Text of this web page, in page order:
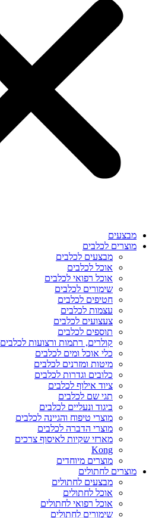
מבצעים
מוצרים לכלבים
מבצעים לכלבים
אוכל לכלבים
אוכל רפואי לכלבים
שימורים לכלבים
חטיפים לכלבים
עצמות לכלבים
צעצועים לכלבים
תוספים לכלבים
קולרים, רתמות ורצועות לכלבים
כלי אוכל ומים לכלבים
מיטות ומזרנים לכלבים
כלובים וגדרות לכלבים
ציוד אילוף לכלבים
תגי שם לכלבים
ביגוד ונעליים לכלבים
מוצרי טיפוח והגיינה לכלבים
מוצרי הדברה לכלבים
מארזי שקיות לאיסוף צרכים
Kong
מוצרים מיוחדים
מוצרים לחתולים
מבצעים לחתולים
אוכל לחתולים
אוכל רפואי לחתולים
שימורים לחתולים